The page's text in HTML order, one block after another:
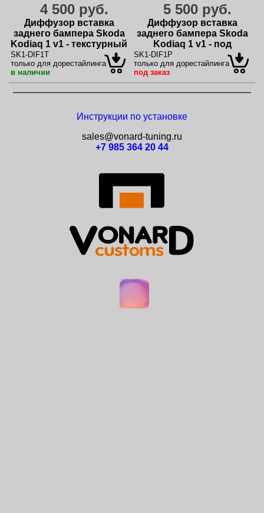
4 500 руб.
Диффузор вставка
заднего бампера Skoda
Kodiaq 1 v1 - текстурный
SK1-DIF1T
только для дорестайлинга
в наличии
5 500 руб.
Диффузор вставка
заднего бампера Skoda
Kodiaq 1 v1 - под
покраску
SK1-DIF1P
только для дорестайлинга
под заказ
Инструкции по установке
sales@vonard-tuning.ru
+7 985 364 20 44